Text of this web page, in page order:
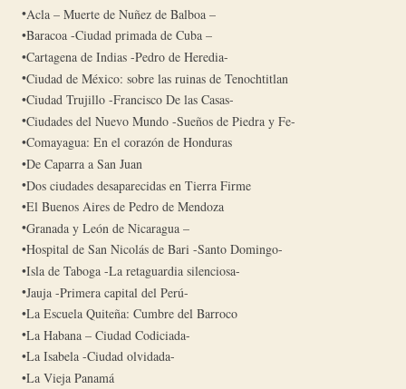
Acla – Muerte de Nuñez de Balboa –
Baracoa -Ciudad primada de Cuba –
Cartagena de Indias -Pedro de Heredia-
Ciudad de México: sobre las ruinas de Tenochtitlan
Ciudad Trujillo -Francisco De las Casas-
Ciudades del Nuevo Mundo -Sueños de Piedra y Fe-
Comayagua: En el corazón de Honduras
De Caparra a San Juan
Dos ciudades desaparecidas en Tierra Firme
El Buenos Aires de Pedro de Mendoza
Granada y León de Nicaragua –
Hospital de San Nicolás de Bari -Santo Domingo-
Isla de Taboga -La retaguardia silenciosa-
Jauja -Primera capital del Perú-
La Escuela Quiteña: Cumbre del Barroco
La Habana – Ciudad Codiciada-
La Isabela -Ciudad olvidada-
La Vieja Panamá